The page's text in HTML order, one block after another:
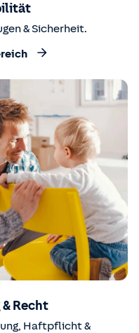
& Sicherheit.
Recht
Haftpflicht &